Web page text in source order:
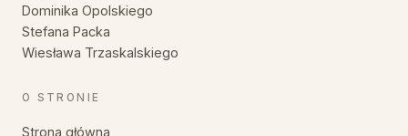
Dominika Opolskiego
Stefana Packa
Wiesława Trzaskalskiego
O STRONIE
Strona główna